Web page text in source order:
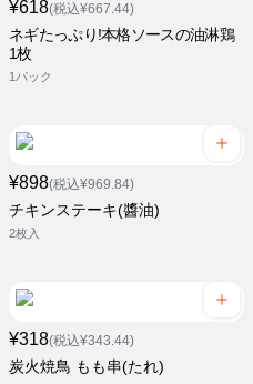
¥618(税込¥667.44)
ネギたっぷり!本格ソースの油淋鶏
1枚
1パック
¥898(税込¥969.84)
チキンステーキ(醬油)
2枚入
¥318(税込¥343.44)
炭火焼鳥 もも串(たれ)